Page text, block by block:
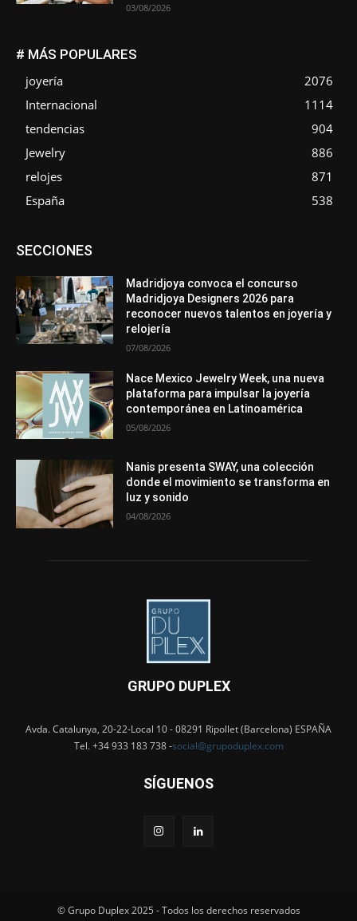
03/08/2026
# MÁS POPULARES
joyería
2076
Internacional
1114
tendencias
904
Jewelry
886
relojes
871
España
538
SECCIONESAsociaciones
Entrevistas
Mundo Técnico
Novedades Opiniones
Perspectiva
Premios
Secciones Sin categoría
Más
Madridjoya convoca el concurso
Madridjoya Designers 2026 para
reconocer nuevos talentos en joyería y
relojería
07/08/2026
Nace Mexico Jewelry Week, una nueva
plataforma para impulsar la joyería
contemporánea en Latinoamérica
05/08/2026
Nanis presenta SWAY, una colección
donde el movimiento se transforma en
luz y sonido
04/08/2026
GRUPO DUPLEX
Avda. Catalunya, 20-22-Local 10 - 08291 Ripollet (Barcelona) ESPAÑA
Tel. +34 933 183 738 -social@grupoduplex.com
SÍGUENOS
© Grupo Duplex 2025 - Todos los derechos reservados